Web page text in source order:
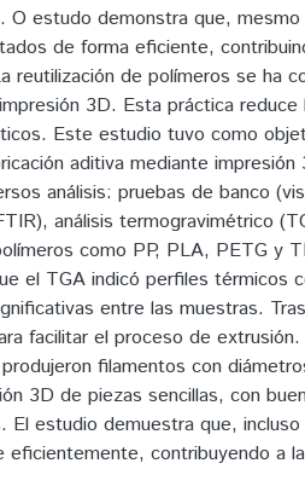
O estudo demonstra que,
de forma eficiente,
reutilización de polímeros se ha
3D. Esta práctica
Este estudio tuvo como
aditiva mediante
análisis: pruebas de banco
análisis termogravimétrico
como PP, PLA, PETG y
el TGA indicó perfiles térmicos
entre las muestras.
facilitar el proceso de
filamentos con
3D de piezas sencillas, con
El estudio demuestra que,
eficientemente, contribuyendo a